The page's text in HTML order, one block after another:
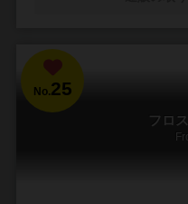
No.25
フロ